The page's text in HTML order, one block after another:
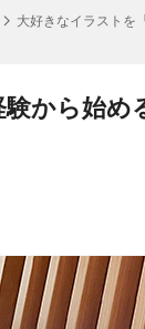
大好きなイラストを
から始